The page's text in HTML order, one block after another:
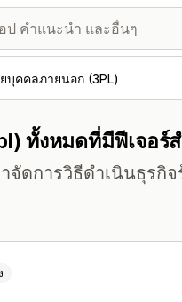
บุคคลภายนอก (3PL)
ทั้งหมดที่มีฟีเจอร์
จัดการวิธีดำเนินธุรกิ